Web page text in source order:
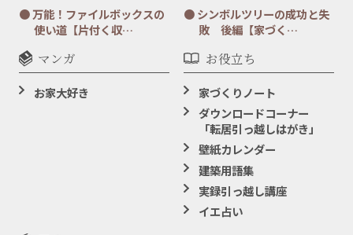
万能！ファイルボックスの
使い道【片付く収…
シンボルツリーの成功と失
敗 後編【家づく…
マンガ
お家大好き
お役立ち
家づくりノート
ダウンロードコーナー
「転居引っ越しはがき」
壁紙カレンダー
建築用語集
実録引っ越し講座
イエ占い